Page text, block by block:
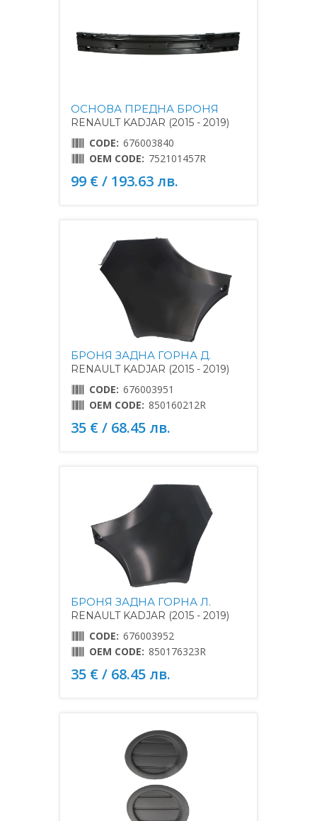
ОСНОВА ПРЕДНА БРОНЯ
RENAULT KADJAR (2015 - 2019)
CODE: 676003840
OEM CODE: 752101457R
99 € / 193.63 лв.
БРОНЯ ЗАДНА ГОРНА Д.
RENAULT KADJAR (2015 - 2019)
CODE: 676003951
OEM CODE: 850160212R
35 € / 68.45 лв.
БРОНЯ ЗАДНА ГОРНА Л.
RENAULT KADJAR (2015 - 2019)
CODE: 676003952
OEM CODE: 850176323R
35 € / 68.45 лв.